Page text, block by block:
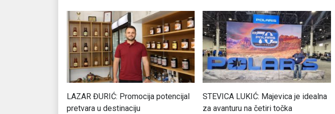
LAZAR ĐURIĆ: Promocija potencijal
pretvara u destinaciju
STEVICA LUKIĆ: Majevica je idealna
za avanturu na četiri točka